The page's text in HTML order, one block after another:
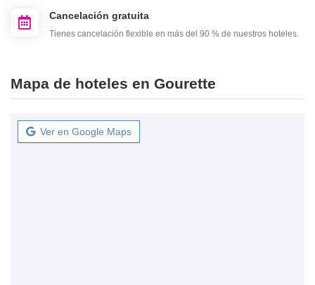
Cancelación gratuita
Tienes cancelación flexible en más del 90 % de nuestros hoteles.
Mapa de hoteles en Gourette
Ver en Google Maps